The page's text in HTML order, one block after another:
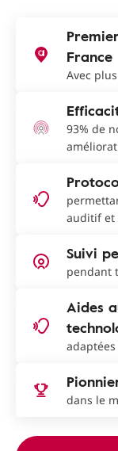
France
Avec
93% de
auditif et
Suivi
pendant
Aides
dans le